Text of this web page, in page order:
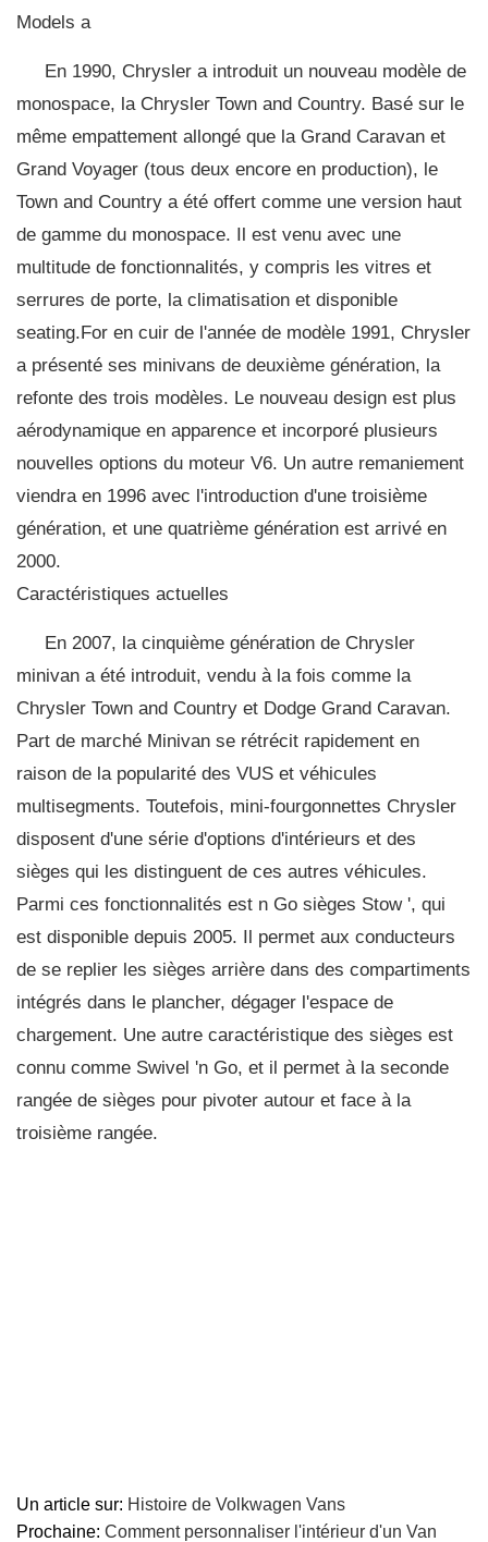
Models a
En 1990, Chrysler a introduit un nouveau modèle de
monospace, la Chrysler Town and Country. Basé sur le
même empattement allongé que la Grand Caravan et
Grand Voyager (tous deux encore en production), le
Town and Country a été offert comme une version haut
de gamme du monospace. Il est venu avec une
multitude de fonctionnalités, y compris les vitres et
serrures de porte, la climatisation et disponible
seating.For en cuir de l'année de modèle 1991, Chrysler
a présenté ses minivans de deuxième génération, la
refonte des trois modèles. Le nouveau design est plus
aérodynamique en apparence et incorporé plusieurs
nouvelles options du moteur V6. Un autre remaniement
viendra en 1996 avec l'introduction d'une troisième
génération, et une quatrième génération est arrivé en
2000.
Caractéristiques actuelles
En 2007, la cinquième génération de Chrysler
minivan a été introduit, vendu à la fois comme la
Chrysler Town and Country et Dodge Grand Caravan.
Part de marché Minivan se rétrécit rapidement en
raison de la popularité des VUS et véhicules
multisegments. Toutefois, mini-fourgonnettes Chrysler
disposent d'une série d'options d'intérieurs et des
sièges qui les distinguent de ces autres véhicules.
Parmi ces fonctionnalités est n Go sièges Stow ', qui
est disponible depuis 2005. Il permet aux conducteurs
de se replier les sièges arrière dans des compartiments
intégrés dans le plancher, dégager l'espace de
chargement. Une autre caractéristique des sièges est
connu comme Swivel 'n Go, et il permet à la seconde
rangée de sièges pour pivoter autour et face à la
troisième rangée.
Un article sur: Histoire de Volkwagen Vans
Prochaine: Comment personnaliser l'intérieur d'un Van